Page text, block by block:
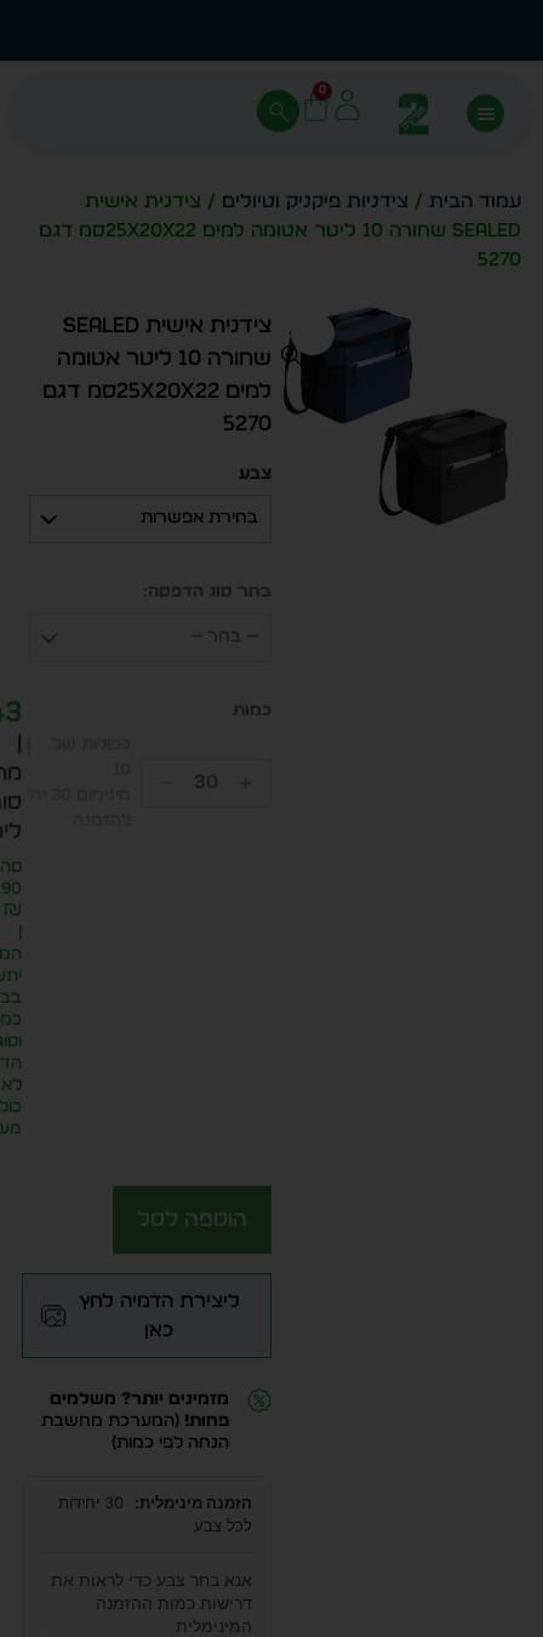
0
עמוד הבית / צידניות פיקניק וטיולים / צידנית אישית
SEALED שחורה 10 ליטר אטומה למים 25x20x22סמ דגם
5270
צידנית אישית SEALED
שחורה 10 ליטר אטומה
למים 25x20x22סמ דגם
5270
צבע
בחירת אפשרות
בחר סוג הדפסה:
— בחר —
₪
לא
הוספה לסל
ליצירת הדמיה לחץ
כאן
מזמינים יותר? משלמים
פחות! (המערכת מחשבת
הנחה לפי כמות)
הזמנה מינימלית:
30 יחידות
לכל צבע
אנא בחר צבע כדי לראות את
דרישות כמות ההזמנה
המינימלית